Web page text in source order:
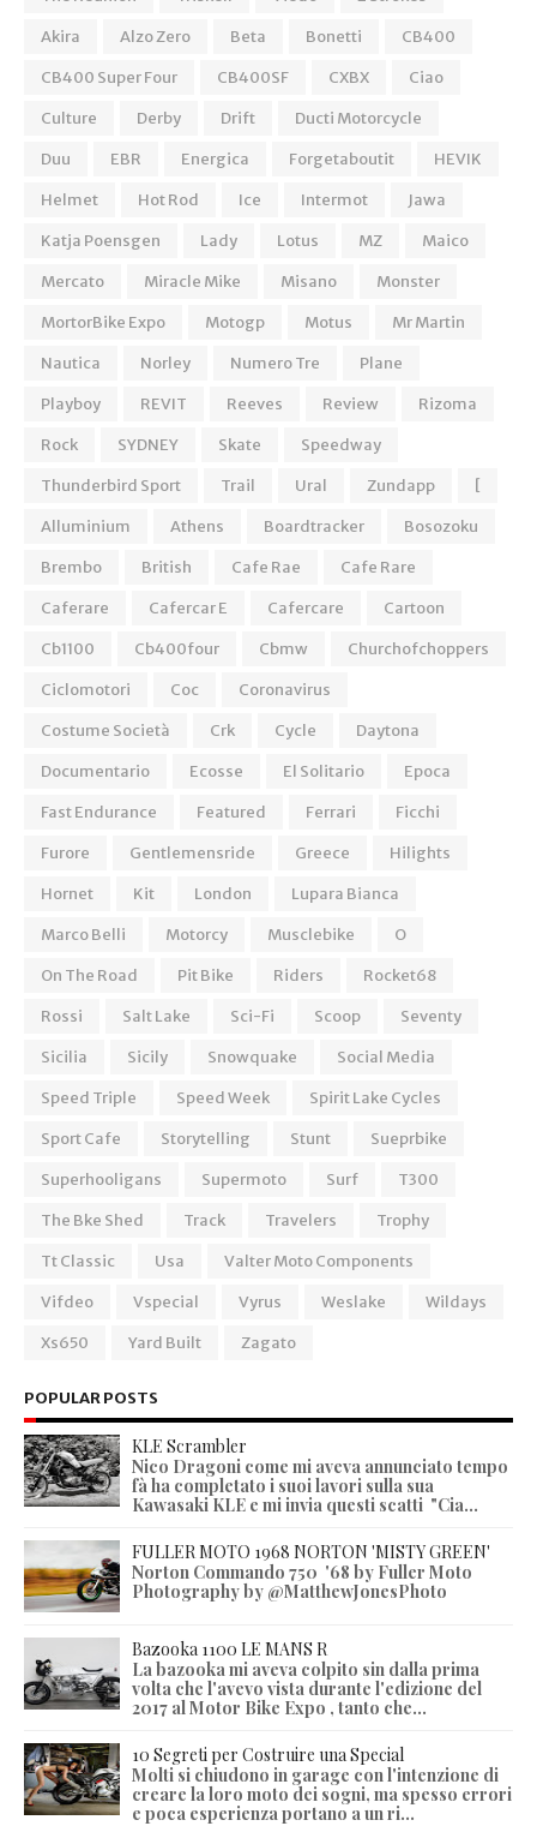
Akira
Alzo Zero Beta Bonetti
CB400
CB400 Super Four
CB400SF CXBX
Ciao
Culture
Derby Drift
Ducti Motorcycle
Duu
EBR Energica Forgetaboutit
HEVIK
Helmet
Hot Rod Ice Intermot
Jawa
Katja Poensgen
Lady Lotus MZ
Maico
Mercato
Miracle Mike Misano
Monster
MortorBike Expo
Motogp Motus
Mr Martin
Nautica
Norley Numero Tre
Plane
Playboy
REVIT Reeves Review
Rizoma
Rock
SYDNEY Skate
Speedway
Thunderbird Sport
Trail Ural Zundapp
[
Alluminium
Athens Boardtracker
Bosozoku
Brembo
British Cafe Rae
Cafe Rare
Caferare
Cafercar E Cafercare
Cartoon
Cb1100
Cb400four Cbmw
Churchofchoppers
Ciclomotori
Coc
Coronavirus
Costume Società
Crk Cycle
Daytona
Documentario
Ecosse El Solitario
Epoca
Fast Endurance
Featured Ferrari
Ficchi
Furore
Gentlemensride Greece
Hilights
Hornet
Kit London
Lupara Bianca
Marco Belli
Motorcy Musclebike
O
On The Road
Pit Bike Riders
Rocket68
Rossi
Salt Lake Sci-Fi Scoop
Seventy
Sicilia
Sicily Snowquake
Social Media
Speed Triple
Speed Week
Spirit Lake Cycles
Sport Cafe
Storytelling Stunt
Sueprbike
Superhooligans
Supermoto Surf
T300
The Bke Shed
Track Travelers
Trophy
Tt Classic
Usa
Valter Moto Components
Vifdeo
Vspecial Vyrus Weslake
Wildays
Xs650
Yard Built Zagato
POPULAR POSTS
KLE Scrambler
Nico Dragoni come mi aveva annunciato tempo
fà ha completato i suoi lavori sulla sua
Kawasaki KLE e mi invia questi scatti "Cia...
FULLER MOTO 1968 NORTON 'MISTY GREEN'
Norton Commando 750 '68 by Fuller Moto
Photography by @MatthewJonesPhoto
Bazooka 1100 LE MANS R
La bazooka mi aveva colpito sin dalla prima
volta che l'avevo vista durante l'edizione del
2017 al Motor Bike Expo , tanto che...
10 Segreti per Costruire una Special
Molti si chiudono in garage con l'intenzione di
creare la loro moto dei sogni, ma spesso errori
e poca esperienza portano a un ri...